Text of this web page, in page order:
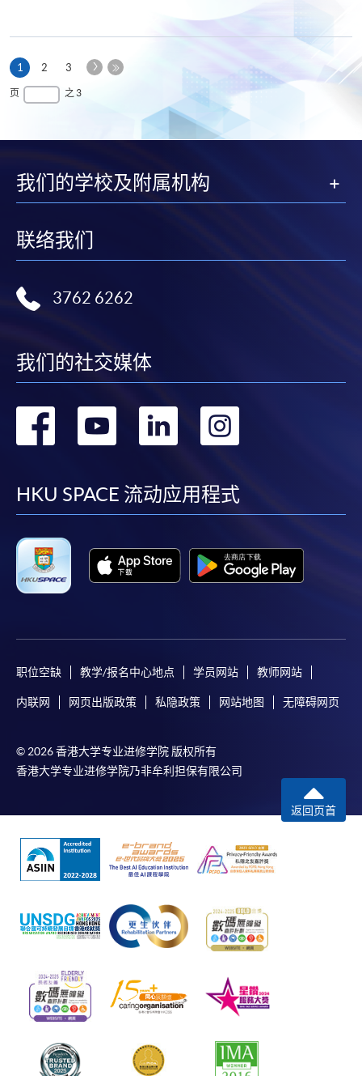
1 本
页
2 3
下
页 之 3
我们的学校及附属机构
联络我们
3762 6262
我们的社交媒体
转
facebook
转
youtube
转
linkedin
HKU SPACE 流动应用程式
职位空缺 教学/报名中心地点 学员网站 教师网站
内联网 网页出版政策 私隐政策 网站地图 无障碍网页
© 2026 香港大学专业进修学院 版权所有
香港大学专业进修学院乃非牟利担保有限公司
返回页首